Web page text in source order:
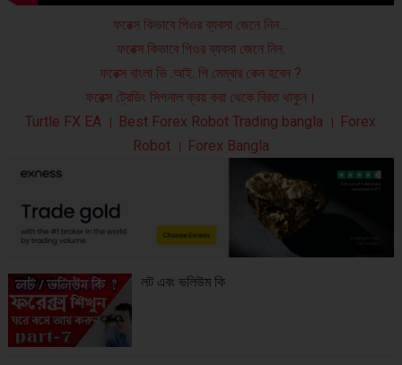
ফরেক্স কিভাবে পিওর ব্যবসা জেনে নিন…
ফরেক্স কিভাবে পিওর ব্যবসা জেনে নিন.
ফরেক্স বাংলা ভি .আই. পি মেম্বার কেন হবেন ?
ফরেক্স ট্রেডিং সিগনাল ক্রয় করা থেকে বিরত থাকুন।
Turtle FX EA । Best Forex Robot Trading bangla । Forex
Robot । Forex Bangla
লট এবং ভলিউম কি